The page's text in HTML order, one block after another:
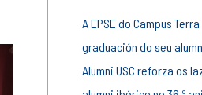
A EPSE do Campus
graduación do seu
Alumni USC reforza os